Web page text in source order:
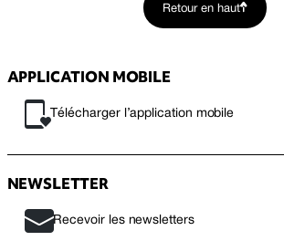
Retour en haut
APPLICATION MOBILE
Télécharger l’application mobile
NEWSLETTER
Recevoir les newsletters